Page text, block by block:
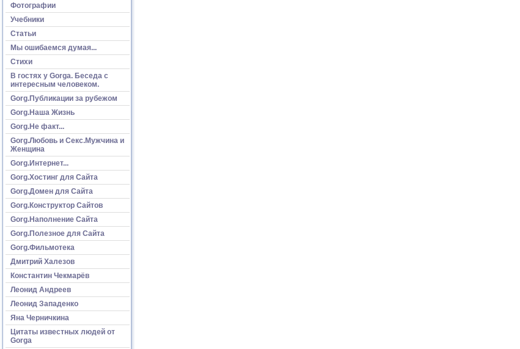
Фотографии
Учебники
Статьи
Мы ошибаемся думая...
Стихи
В гостях у Gorga. Беседа с
интересным человеком.
Gorg.Публикации за рубежом
Gorg.Наша Жизнь
Gorg.Не факт...
Gorg.Любовь и Секс.Мужчина и
Женщина
Gorg.Интернет...
Gorg.Хостинг для Сайта
Gorg.Домен для Сайта
Gorg.Конструктор Сайтов
Gorg.Наполнение Сайта
Gorg.Полезное для Сайта
Gorg.Фильмотека
Дмитрий Халезов
Константин Чекмарёв
Леонид Андреев
Леонид Западенко
Яна Черничкина
Цитаты известных людей от
Gorga